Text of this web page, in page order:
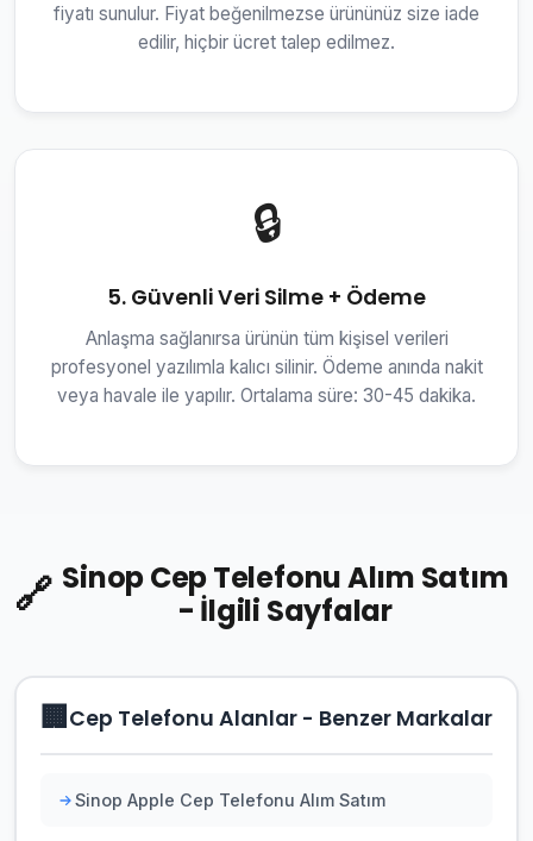
fiyatı sunulur. Fiyat beğenilmezse ürününüz size iade
edilir, hiçbir ücret talep edilmez.
🔒
5. Güvenli Veri Silme + Ödeme
Anlaşma sağlanırsa ürünün tüm kişisel verileri
profesyonel yazılımla kalıcı silinir. Ödeme anında nakit
veya havale ile yapılır. Ortalama süre: 30-45 dakika.
🔗 Sinop Cep Telefonu Alım Satım
- İlgili Sayfalar
🏢Cep Telefonu Alanlar - Benzer Markalar
Sinop Apple Cep Telefonu Alım Satım